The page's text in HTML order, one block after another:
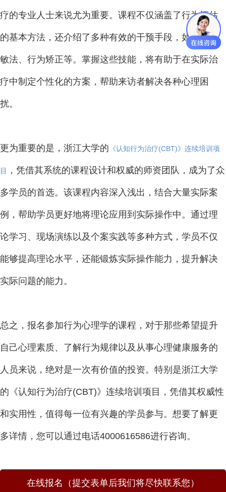
疗的专业人士来说尤为重要。课程不仅涵盖了行为评估
的基本方法，还介绍了多种有效的干预手段，如系统脱
敏法、行为矫正等。掌握这些技能，将有助于在实际治
疗中制定个性化的方案，帮助来访者解决各种心理困
扰。
更为重要的是，浙江大学的 《认知行为治疗(CBT)》连续培训项
目 ，凭借其系统的课程设计和权威的师资团队，成为了众
多学员的首选。该课程内容深入浅出，结合大量实际案
例，帮助学员更好地将理论应用到实际操作中。通过理
论学习、现场演练以及个案实践等多种方式，学员不仅
能够提高理论水平，还能锻炼实际操作能力，提升解决
实际问题的能力。
总之，报名参加行为心理学的课程，对于那些希望提升
自己心理素质、了解行为规律以及从事心理健康服务的
人员来说，绝对是一次有价值的投资。特别是浙江大学
的《认知行为治疗(CBT)》连续培训项目，凭借其权威性
和实用性，值得每一位有兴趣的学员参与。想要了解更
多详情，您可以通过电话4000616586进行咨询。
在线报名（提交表单后我们将尽快联系您）